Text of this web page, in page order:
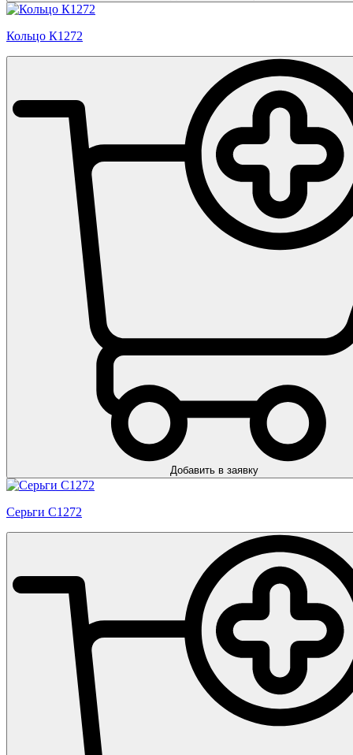
Кольцо К1272
Добавить в заявку
Серьги С1272